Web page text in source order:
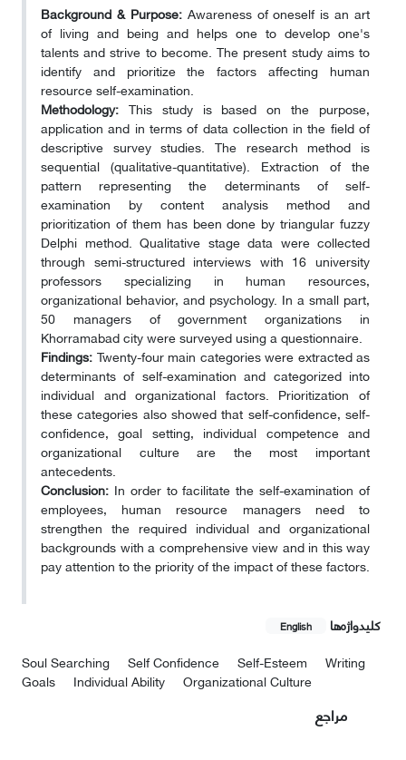
Background & Purpose:Awareness of oneself is an art
of living and being and helps one to develop one's
talents and strive to become. The present study aims to
identify and prioritize the factors affecting human
resource self-examination.
Methodology: This study is based on the purpose,
application and in terms of data collection in the field of
descriptive survey studies. The research method is
sequential (qualitative-quantitative). Extraction of the
pattern representing the determinants of self-
examination by content analysis method and
prioritization of them has been done by triangular fuzzy
Delphi method. Qualitative stage data were collected
through semi-structured interviews with 16 university
professors specializing in human resources,
organizational behavior, and psychology. In a small part,
50 managers of government organizations in
Khorramabad city were surveyed using a questionnaire.
Findings: Twenty-four main categories were extracted as
determinants of self-examination and categorized into
individual and organizational factors. Prioritization of
these categories also showed that self-confidence, self-
confidence, goal setting, individual competence and
organizational culture are the most important
antecedents.
Conclusion: In order to facilitate the self-examination of
employees, human resource managers need to
strengthen the required individual and organizational
backgrounds with a comprehensive view and in this way
pay attention to the priority of the impact of these factors.
کلیدواژه‌ها English
Soul Searching Self Confidence Self-Esteem
Writing
Goals
Individual Ability Organizational Culture
مراجع